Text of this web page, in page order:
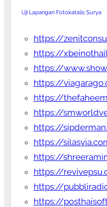
Uji Lapangan Fotokatalis Surya
https://
https://
https://
https://
https://
https://
https://
https://
https://
https://
https://
https://